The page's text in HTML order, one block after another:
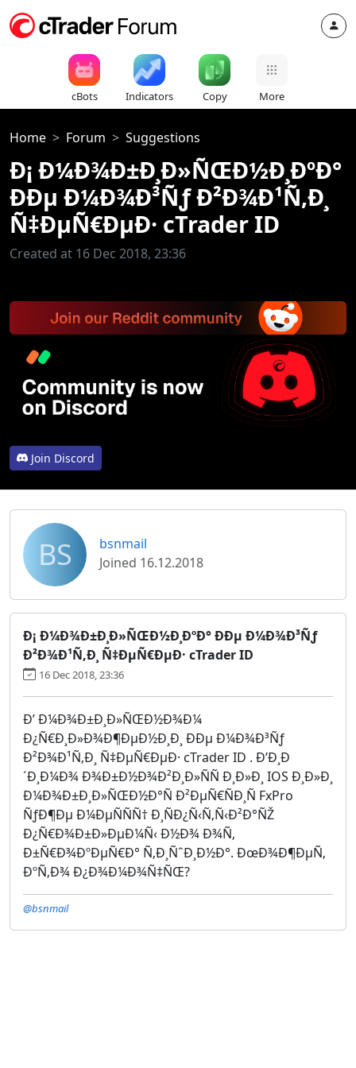
cBots Indicators Copy More
Home Forum Suggestions
Ð¡ Ð¼Ð¾Ð±Ð¸Ð»ÑŒÐ½Ð¸ÐºÐ°
ÐÐµ Ð¼Ð¾Ð³Ñƒ Ð²Ð¾Ð¹Ñ‚Ð¸
Ñ‡ÐµÑ€ÐµÐ· cTrader ID
Created at 16 Dec 2018, 23:36
Join Discord
BS
bsnmail
Joined 16.12.2018
Ð¡ Ð¼Ð¾Ð±Ð¸Ð»ÑŒÐ½Ð¸ÐºÐ° ÐÐµ Ð¼Ð¾Ð³Ñƒ
Ð²Ð¾Ð¹Ñ‚Ð¸ Ñ‡ÐµÑ€ÐµÐ· cTrader ID
16 Dec 2018, 23:36
Ð’ Ð¼Ð¾Ð±Ð¸Ð»ÑŒÐ½Ð¾Ð¼
Ð¿Ñ€Ð¸Ð»Ð¾Ð¶ÐµÐ½Ð¸Ð¸ ÐÐµ Ð¼Ð¾Ð³Ñƒ
Ð²Ð¾Ð¹Ñ‚Ð¸ Ñ‡ÐµÑ€ÐµÐ· cTrader ID . Ð’Ð¸Ð
´Ð¸Ð¼Ð¾ Ð¾Ð±Ð½Ð¾Ð²Ð¸Ð»ÑÑ Ð¸Ð»Ð¸ IOS Ð¸Ð»Ð¸
Ð¼Ð¾Ð±Ð¸Ð»ÑŒÐ½Ð°Ñ Ð²ÐµÑ€ÑÐ¸Ñ FxPro
ÑƒÐ¶Ðµ Ð¼ÐµÑÑÑ† Ð¸ÑÐ¿Ñ‹Ñ‚Ñ‹Ð²Ð°ÑŽ
Ð¿Ñ€Ð¾Ð±Ð»ÐµÐ¼Ñ‹ Ð½Ð¾ Ð¾Ñ‚
Ð±Ñ€Ð¾ÐºÐµÑ€Ð° Ñ‚Ð¸ÑˆÐ¸Ð½Ð°. ÐœÐ¾Ð¶ÐµÑ‚
ÐºÑ‚Ð¾ Ð¿Ð¾Ð¼Ð¾Ñ‡ÑŒ?
@bsnmail